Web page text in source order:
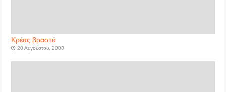
Κρέας βραστό
20 Αυγούστου, 2008